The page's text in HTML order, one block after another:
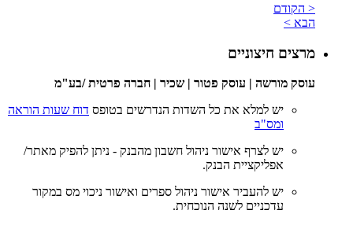
< הקודם
הבא >
מרצים חיצוניים
עוסק מורשה | עוסק פטור | שכיר | חברה פרטית /בע"מ
יש למלא את כל השדות הנדרשים בטופס דוח שעות הוראה
ומס"ב
יש לצרף אישור ניהול חשבון מהבנק - ניתן להפיק מאתר/
אפליקציית הבנק.
יש להעביר אישור ניהול ספרים ואישור ניכוי מס במקור
עדכניים לשנה הנוכחית.